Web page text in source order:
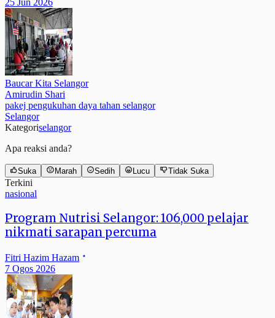
25 Jun 2026
Baucar Kita Selangor
Amirudin Shari
pakej pengukuhan daya tahan selangor
Selangor
Kategoriselangor
Apa reaksi anda?
Suka Marah Sedih Lucu Tidak Suka
Terkini
nasional
Program Nutrisi Selangor: 106,000 pelajar
nikmati sarapan percuma
Fitri Hazim Hazam
7 Ogos 2026